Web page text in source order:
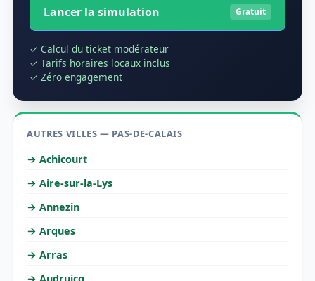
Lancer la simulation Gratuit
✓ Calcul du ticket modérateur
✓ Tarifs horaires locaux inclus
✓ Zéro engagement
AUTRES VILLES — PAS-DE-CALAIS
→ Achicourt
→ Aire-sur-la-Lys
→ Annezin
→ Arques
→ Arras